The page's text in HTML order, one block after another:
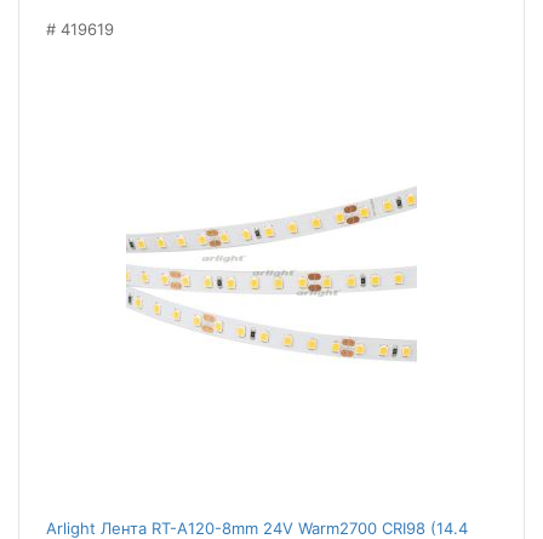
419619
Arlight Лента RT-A120-8mm 24V Warm2700 CRI98 (14.4